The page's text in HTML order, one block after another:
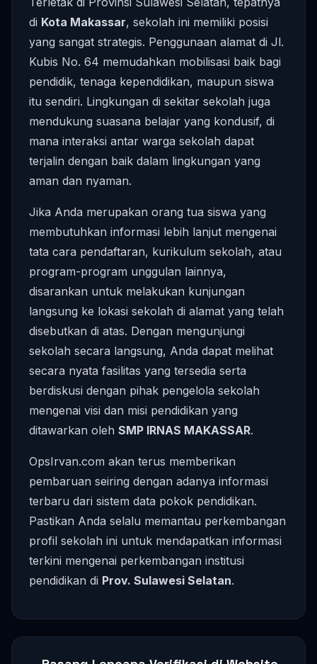
di Kota Makassar, sekolah ini memiliki posisi
yang sangat strategis. Penggunaan alamat di Jl.
Kubis No. 64 memudahkan mobilisasi baik bagi
pendidik, tenaga kependidikan, maupun siswa
itu sendiri. Lingkungan di sekitar sekolah juga
mendukung suasana belajar yang kondusif, di
mana interaksi antar warga sekolah dapat
terjalin dengan baik dalam lingkungan yang
aman dan nyaman.
Jika Anda merupakan orang tua siswa yang
membutuhkan informasi lebih lanjut mengenai
tata cara pendaftaran, kurikulum sekolah, atau
program-program unggulan lainnya,
disarankan untuk melakukan kunjungan
langsung ke lokasi sekolah di alamat yang telah
disebutkan di atas. Dengan mengunjungi
sekolah secara langsung, Anda dapat melihat
secara nyata fasilitas yang tersedia serta
berdiskusi dengan pihak pengelola sekolah
mengenai visi dan misi pendidikan yang
ditawarkan oleh SMP IRNAS MAKASSAR.
OpsIrvan.com akan terus memberikan
pembaruan seiring dengan adanya informasi
terbaru dari sistem data pokok pendidikan.
Pastikan Anda selalu memantau perkembangan
profil sekolah ini untuk mendapatkan informasi
terkini mengenai perkembangan institusi
pendidikan di Prov. Sulawesi Selatan.